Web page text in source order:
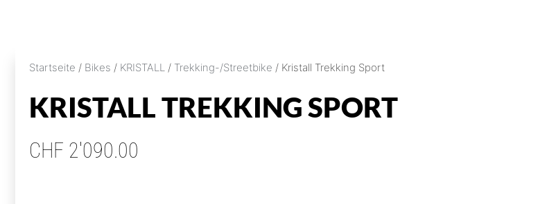
Startseite / Bikes / KRISTALL / Trekking-/Streetbike / Kristall Trekking Sport
KRISTALL TREKKING SPORT
CHF 2'090.00